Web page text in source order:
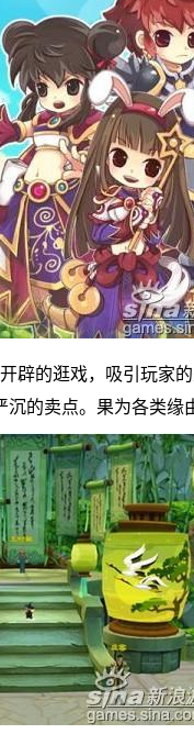
的逛戏，吸引玩家的
的卖点。果为各类缘